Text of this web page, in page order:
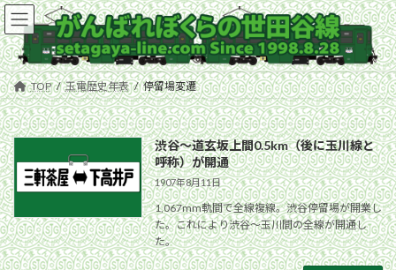
コ
ン
テ
ン
ツ
へ
ス
キ
ッ
プ
ナ
ビ
ゲ
ー
シ
ョ
ン
に
移
動
TOP 玉電歴史年表 停留場変遷
渋谷〜道玄坂上間0.5km（後に玉川線と
呼称）が開通
1907年8月11日
1,067mm軌間で全線複線。渋谷停留場が開業し
た。これにより渋谷〜玉川間の全線が開通し
た。